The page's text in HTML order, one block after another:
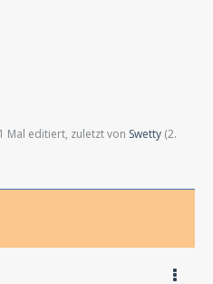
Mal editiert, zuletzt von Swetty (2.